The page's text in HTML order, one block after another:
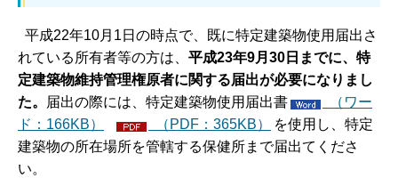
平成22年10月1日の時点で、既に特定建築物使用届出さ
れている所有者等の方は、 平成23年9月30日までに、特
定建築物維持管理権原者に関する届出が必要になりまし
た。
届出の際には、特定建築物使用届出書
（ワー
ド：166KB）
（PDF：365KB）
を使用し、特定
建築物の所在場所を管轄する保健所まで届出てくださ
い。